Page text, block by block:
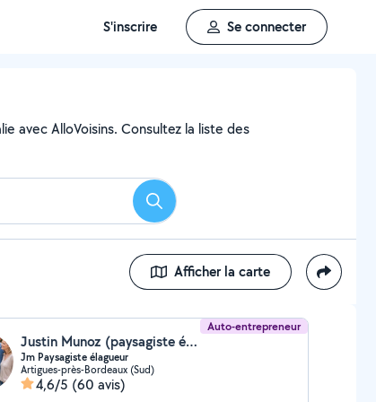
S'inscrire Se connecter
avec AlloVoisins. Consultez la liste des
Rechercher
Afficher la carte
Auto-entrepreneur
Justin Munoz (paysagiste élaguer grimpeur)
Jm Paysagiste élagueur
Artigues-près-Bordeaux (Sud)
4,6/5 (60 avis)